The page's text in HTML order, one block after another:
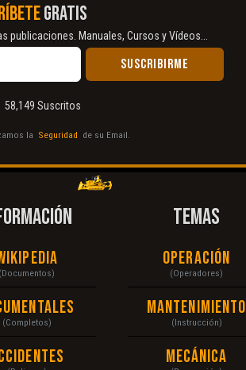
GRATIS
publicaciones. Manuales, Cursos y Vídeos...
58,149 Suscritos
la Seguridad de su Email.
(Documentos)
(Completos)
TEMAS
Operación
(Operadores)
Mantenimiento
(Instrucción)
Mecánica